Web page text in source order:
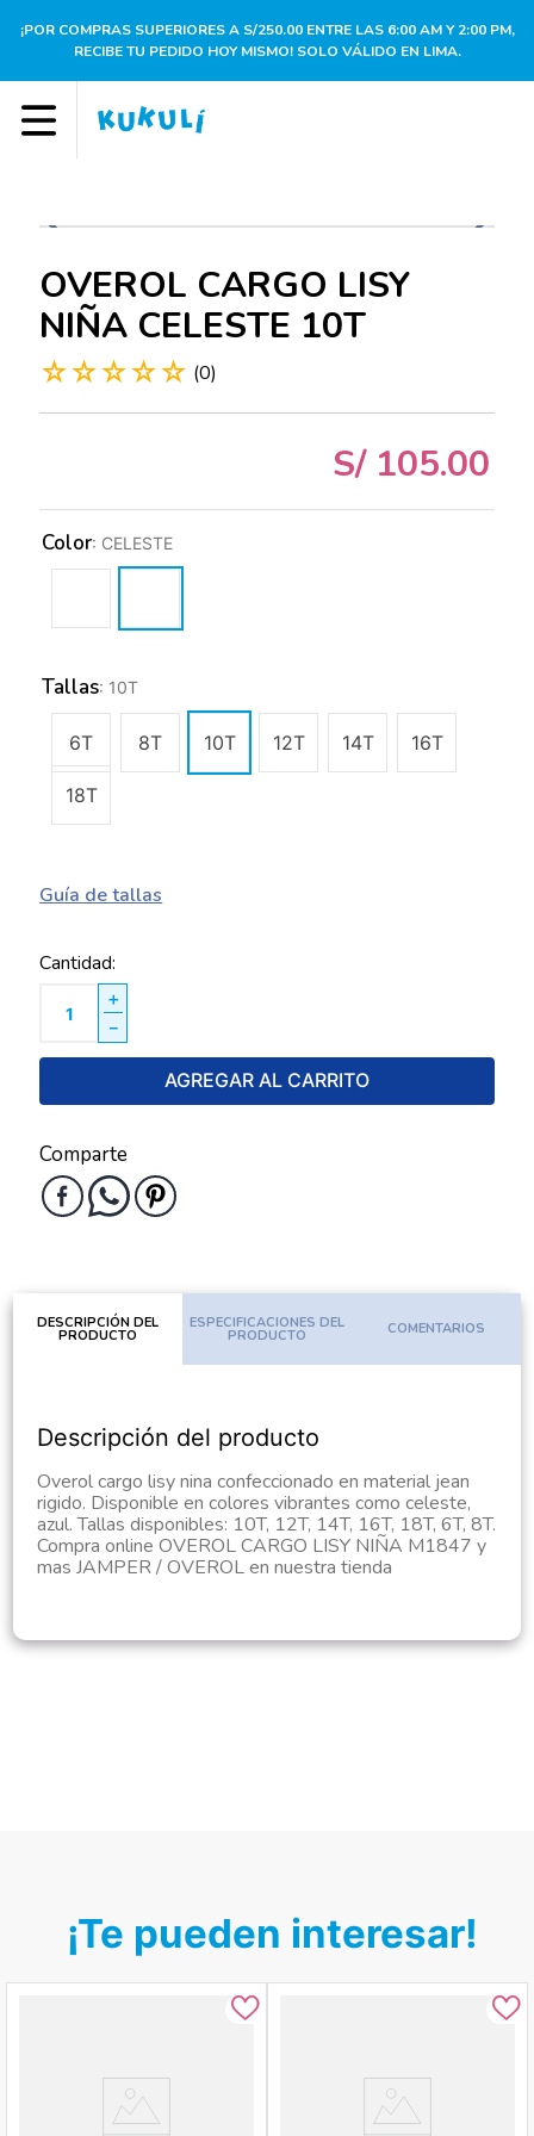
¡POR COMPRAS SUPERIORES A S/250.00 ENTRE LAS 6:00 AM Y 2:00 PM,
RECIBE TU PEDIDO HOY MISMO! SOLO VÁLIDO EN LIMA.
OVEROL CARGO LISY
NIÑA CELESTE 10T
☆☆☆☆☆ (0)
S/ 105.00
Tallas: 10T
6T 8T 10T 12T 14T 16T
18T
Color: CELESTE
Guía de tallas
Cantidad
＋
－
AGREGAR AL CARRITO
Comparte
DESCRIPCIÓN DEL
PRODUCTO
ESPECIFICACIONES DEL
PRODUCTO COMENTARIOS
Descripción del producto
Overol cargo lisy nina confeccionado en material jean
rigido. Disponible en colores vibrantes como celeste,
azul. Tallas disponibles: 10T, 12T, 14T, 16T, 18T, 6T, 8T.
Compra online OVEROL CARGO LISY NIÑA M1847 y
mas JAMPER / OVEROL en nuestra tienda
¡Te pueden interesar!